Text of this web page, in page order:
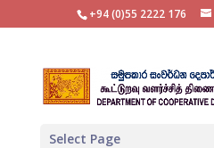
+94 (0)55 2222 176
Select Page